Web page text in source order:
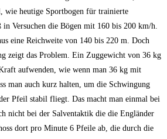
wie heutige Sportbogen für trainierte
Versuchen die Bögen mit 160 bis 200 km/h.
eine Reichweite von 140 bis 220 m. Doch
zeigt das Problem. Ein Zuggewicht von 36 kg
aufwenden, wie wenn man 36 kg mit
man auch kurz halten, um die Schwingung
Pfeil stabil fliegt. Das macht man einmal bei
nicht bei der Salventaktik die die Engländer
dort pro Minute 6 Pfeile ab, die durch die